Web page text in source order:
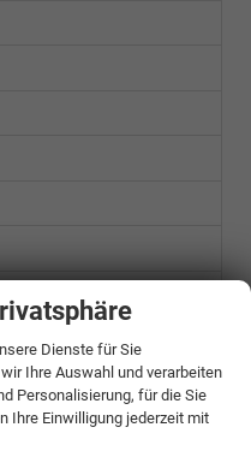
Dienste für Sie
Ihre Auswahl und verarbeiten
Personalisierung, für die Sie
Ihre Einwilligung jederzeit mit